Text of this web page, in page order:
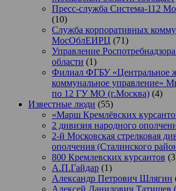
Пресс-служба Система-112
(10)
Служба корпоративных
МосОблЕИРЦ (71)
Управление
области (1)
Филиал ФГБУ «Центральное
коммунальное управление»
по 12 ГУ МО (г.Москва) (4)
Известные люди (55)
«Марш Кремлёвских
2 дивизия народного
2-й Московская стрелковая
ополчения (Сталинского
800 Кремлевских курсантов
А.П.Гайдар (1)
Александр Петрович Шлягин